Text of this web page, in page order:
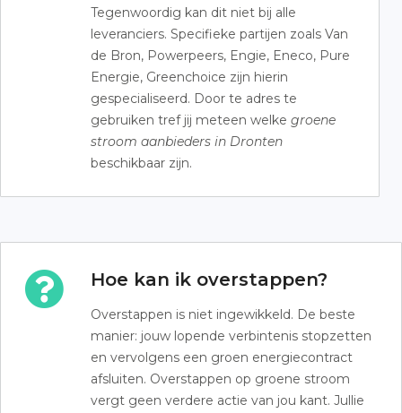
Tegenwoordig kan dit niet bij alle
leveranciers. Specifieke partijen zoals Van
de Bron, Powerpeers, Engie, Eneco, Pure
Energie, Greenchoice zijn hierin
gespecialiseerd. Door te adres te
gebruiken tref jij meteen welke groene
stroom aanbieders in Dronten
beschikbaar zijn.
Hoe kan ik overstappen?
Overstappen is niet ingewikkeld. De beste
manier: jouw lopende verbintenis stopzetten
en vervolgens een groen energiecontract
afsluiten. Overstappen op groene stroom
vergt geen verdere actie van jou kant. Jullie